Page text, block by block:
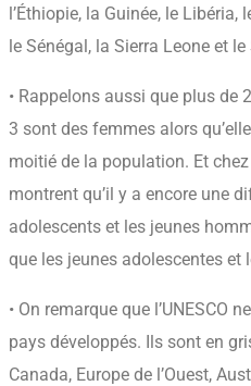
l’Éthiopie, la Guinée, le
le Sénégal, la Sierra Leone et
• Rappelons aussi que plus de
3 sont des femmes alors
moitié de la population. Et
montrent qu’il y a encore une
adolescents et les jeunes
que les jeunes adolescentes et
• On remarque que l’UNESCO
pays développés. Ils sont en
Canada, Europe de l’Ouest,